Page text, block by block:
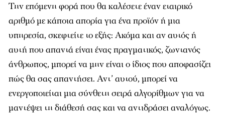
Την επόμενη φορά που θα καλέσετε έναν εταιρικό
αριθμό με κάποια απορία για ένα προϊόν ή μια
υπηρεσία, σκεφτείτε το εξής: Ακόμα και αν αυτός ή
αυτή που απαντά είναι ένας πραγματικός, ζωντανός
άνθρωπος, μπορεί να μην είναι ο ίδιος που αποφασίζει
πώς θα σας απαντήσει. Αντ’ αυτού, μπορεί να
ενεργοποιείται μια σύνθετη σειρά αλγορίθμων για να
μαντέψει τη διάθεσή σας και να αντιδράσει αναλόγως.